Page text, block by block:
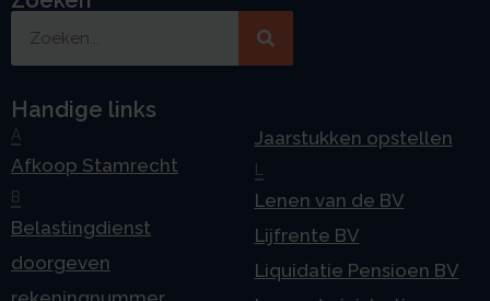
Handige links
A
Afkoop Stamrecht
B
Belastingdienst
doorgeven
Jaarstukken opstellen
L
Lenen van de BV
Lijfrente BV
Liquidatie Pensioen BV